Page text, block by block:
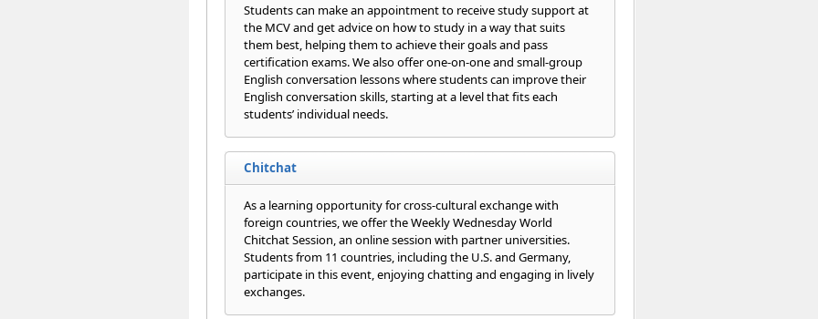
Students can make an appointment to receive study support at
the MCV and get advice on how to study in a way that suits
them best, helping them to achieve their goals and pass
certification exams. We also offer one-on-one and small-group
English conversation lessons where students can improve their
English conversation skills, starting at a level that fits each
students’ individual needs.
Chitchat
As a learning opportunity for cross-cultural exchange with
foreign countries, we offer the Weekly Wednesday World
Chitchat Session, an online session with partner universities.
Students from 11 countries, including the U.S. and Germany,
participate in this event, enjoying chatting and engaging in lively
exchanges.